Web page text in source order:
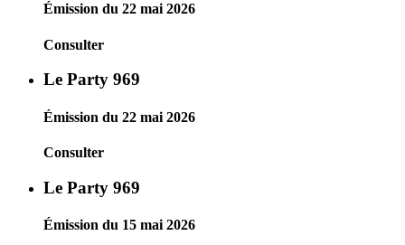
Émission du 22 mai 2026
Consulter
Le Party 969
Émission du 22 mai 2026
Consulter
Le Party 969
Émission du 15 mai 2026